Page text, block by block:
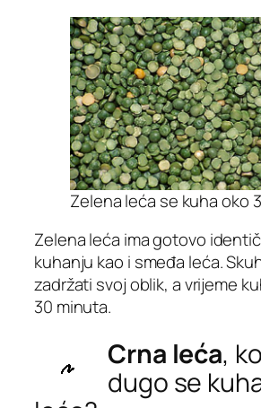
Zelena leća se kuha oko
Zelena leća ima gotovo
kuhanju kao i smeđa leća.
zadržati svoj oblik, a vrijeme
30 minuta.
Crna leća,
dugo se